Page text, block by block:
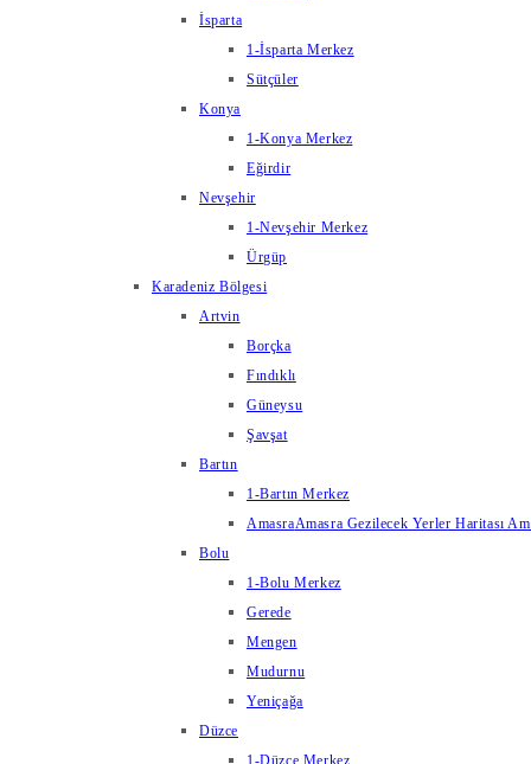
İsparta
1-İsparta Merkez
Sütçüler
Konya
1-Konya Merkez
Eğirdir
Nevşehir
1-Nevşehir Merkez
Ürgüp
Karadeniz Bölgesi
Artvin
Borçka
Fındıklı
Güneysu
Şavşat
Bartın
1-Bartın Merkez
AmasraAmasra Gezilecek Yerler Haritası
Bolu
1-Bolu Merkez
Gerede
Mengen
Mudurnu
Yeniçağa
Düzce
1-Düzce Merkez